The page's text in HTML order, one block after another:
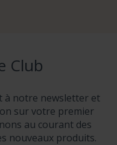
Club
à notre newsletter et
sur votre premier
au courant des
nouveaux produits.